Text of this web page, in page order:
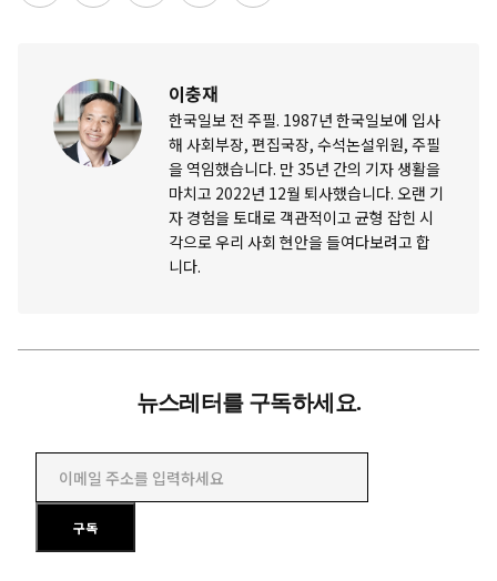
이충재
한국일보 전 주필. 1987년 한국일보에 입사
해 사회부장, 편집국장, 수석논설위원, 주필
을 역임했습니다. 만 35년 간의 기자 생활을
마치고 2022년 12월 퇴사했습니다. 오랜 기
자 경험을 토대로 객관적이고 균형 잡힌 시
각으로 우리 사회 현안을 들여다보려고 합
니다.
뉴스레터를 구독하세요.
이메일 주소를 입력하세요
구독